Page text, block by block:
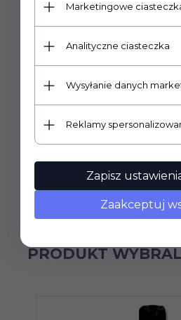
Żel/sprej-
Prowadzimy wyłącznie
PRODUKT
Marketingowe
Analityczne ciasteczka
Wysyłanie danych
Reklamy
Zapisz
Zaakceptuj